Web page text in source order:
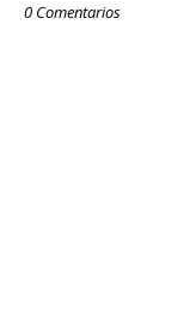
0 Comentarios